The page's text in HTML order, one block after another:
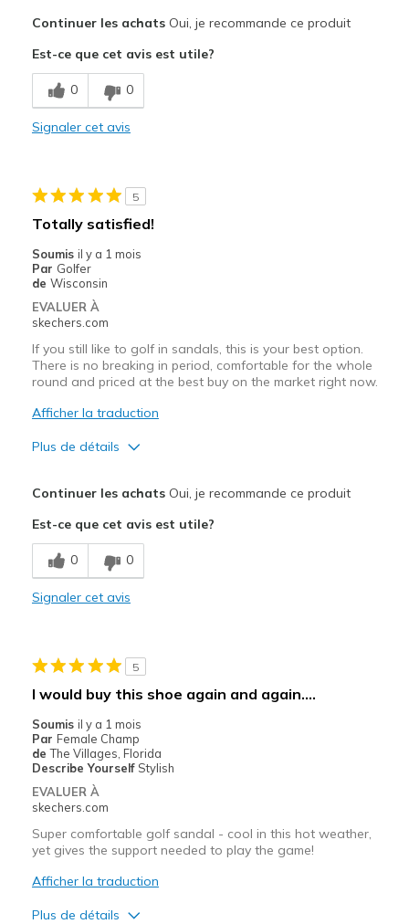
Breathe Well
Comfortable
Les meilleures utilisations
Travel
Width
Continuer les achatsOui, je recommande ce produit
Est-ce que cet avis est utile?
0 0
Signaler cet avis
5
Totally satisfied!
Soumis il y a 1 mois
Par Golfer
de Wisconsin
EVALUER À
skechers.com
If you still like to golf in sandals, this is your best option.
There is no breaking in period, comfortable for the whole
round and priced at the best buy on the market right now.
Afficher la traduction
Plus de détails
Breathe Well
Comfortable
Les meilleures utilisations
Width
Feels true to width
Sizing
Feels true to size
Continuer les achatsOui, je recommande ce produit
Est-ce que cet avis est utile?
0 0
Signaler cet avis
5
I would buy this shoe again and again....
Soumis il y a 1 mois
Par Female Champ
de The Villages, Florida
Describe Yourself Stylish
EVALUER À
skechers.com
Super comfortable golf sandal - cool in this hot weather,
yet gives the support needed to play the game!
Afficher la traduction
Plus de détails